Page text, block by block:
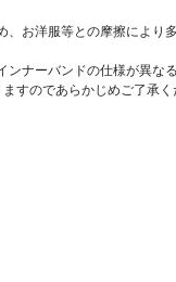
、お洋服等との摩擦により
ンナーバンドの仕様が異な
すのであらかじめご了承く